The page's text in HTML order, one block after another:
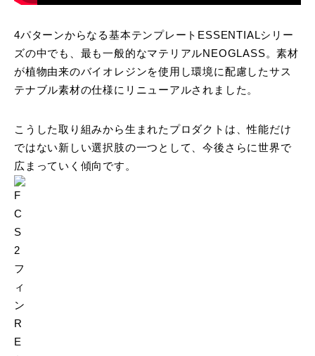
4パターンからなる基本テンプレートESSENTIALシリー
ズの中でも、最も一般的なマテリアルNEOGLASS。素材
が植物由来のバイオレジンを使用し環境に配慮したサス
テナブル素材の仕様にリニューアルされました。
こうした取り組みから生まれたプロダクトは、性能だけ
ではない新しい選択肢の一つとして、今後さらに世界で
広まっていく傾向です。